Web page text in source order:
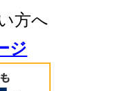
方へ
ジ